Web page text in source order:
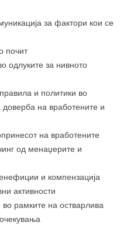
за фактори кои се
почит
одлуките за нивното
и политики во
на вработените и
на вработените
од менаџерите и
и компензација
активности
рамките на остварлива